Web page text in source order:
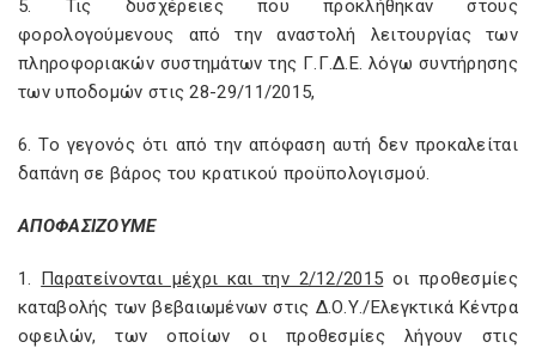
5. Τις δυσχέρειες που προκλήθηκαν στους
φορολογούμενους από την αναστολή λειτουργίας των
πληροφοριακών συστημάτων της Γ.Γ.Δ.Ε. λόγω συντήρησης
των υποδομών στις 28-29/11/2015,
6. Το γεγονός ότι από την απόφαση αυτή δεν προκαλείται
δαπάνη σε βάρος του κρατικού προϋπολογισμού.
ΑΠΟΦΑΣΙΖΟΥΜΕ
1. Παρατείνονται μέχρι και την 2/12/2015 οι προθεσμίες
καταβολής των βεβαιωμένων στις Δ.Ο.Υ./Ελεγκτικά Κέντρα
οφειλών, των οποίων οι προθεσμίες λήγουν στις